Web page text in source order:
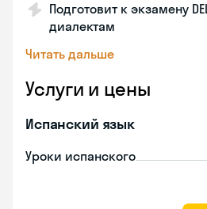
Подготовит к экзамену
диалектам
Читать дальше
Услуги и цены
Испанский язык
Уроки испанского